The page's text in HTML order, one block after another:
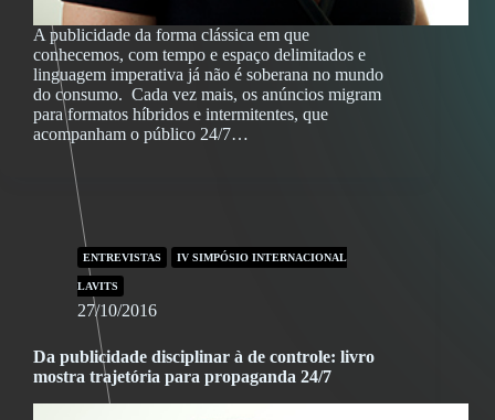
A publicidade da forma clássica em que
conhecemos, com tempo e espaço delimitados e
linguagem imperativa já não é soberana no mundo
do consumo. Cada vez mais, os anúncios migram
para formatos híbridos e intermitentes, que
acompanham o público 24/7…
ENTREVISTAS IV SIMPÓSIO INTERNACIONAL
LAVITS
27/10/2016
Da publicidade disciplinar à de controle: livro
mostra trajetória para propaganda 24/7